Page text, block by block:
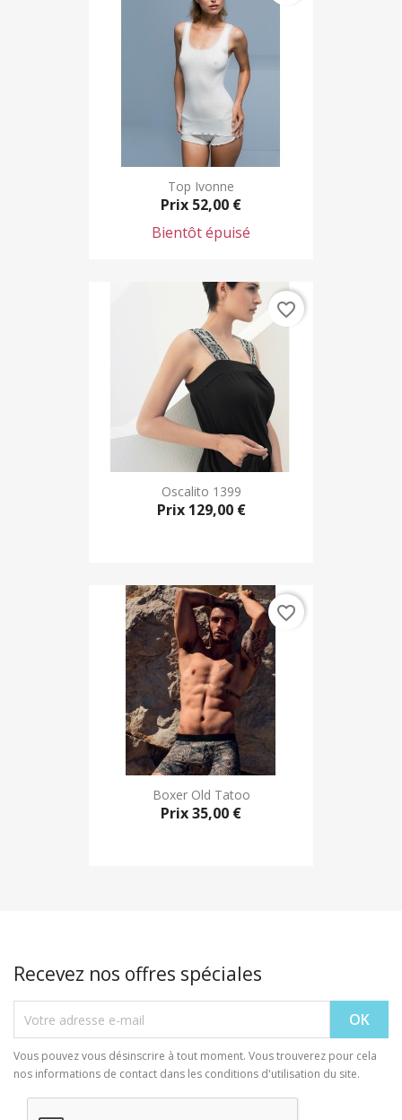
Top Ivonne
Prix 52,00 €
Bientôt épuisé
Oscalito 1399
Prix 129,00 €
favorite_border
Boxer Old Tatoo
Prix35,00 €
favorite_border
Recevez nos offres spéciales
Vous pouvez vous désinscrire à tout moment. Vous trouverez pour cela
nos informations de contact dans les conditions d'utilisation du site.